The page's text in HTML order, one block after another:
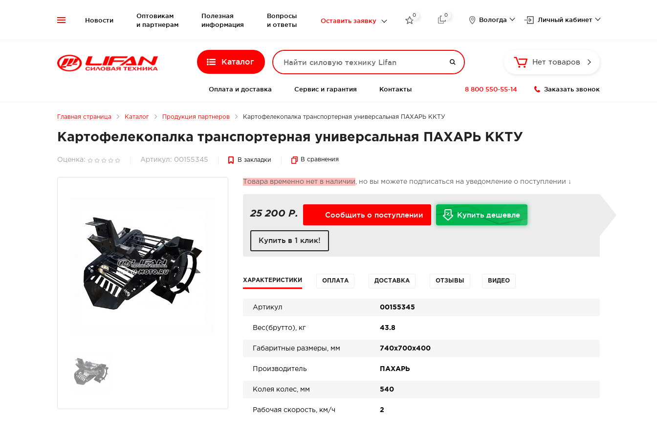
 Новости
Оптовикам
и партнерам
Полезная
информация
Вопросы
и ответы
Оставить заявку 
0

0
Вологда Личный кабинет
Каталог  Нет товаров
Оплата и доставка Сервис и гарантия Контакты 8 800 550-55-14 Заказать звонок
Главная страница Каталог Продукция партнеров Картофелекопалка транспортерная универсальная ПАХАРЬ ККТУ
Картофелекопалка транспортерная универсальная ПАХАРЬ ККТУ
Оценка: Артикул: 00155345 В закладки В сравнения
Товара временно нет в наличии , но вы можете подписаться на уведомление о поступлении ↓
25 200 Р. Сообщить о поступлении Купить дешевле
Купить в 1 клик!
ХАРАКТЕРИСТИКИ ОПЛАТА ДОСТАВКА ОТЗЫВЫ ВИДЕО
Артикул 00155345
Вес(брутто), кг 43.8
Габаритные размеры, мм 740х700х400
Производитель ПАХАРЬ
Колея колес, мм 540
Рабочая скорость, км/ч 2